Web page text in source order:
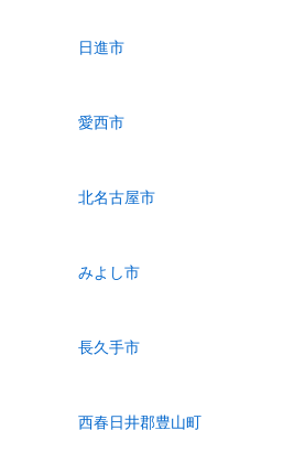
日進市
愛西市
北名古屋市
みよし市
長久手市
西春日井郡豊山町